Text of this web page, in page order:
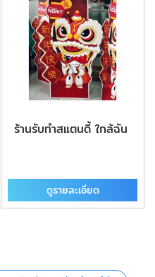
ร้านรับทําสแตนดี้ ใกล้ฉัน
ดูรายละเอียด